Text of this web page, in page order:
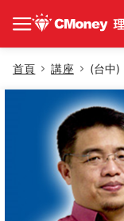
首頁 講座